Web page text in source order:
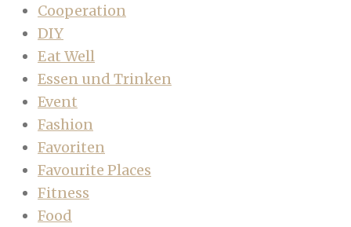
Cooperation
DIY
Eat Well
Essen und Trinken
Event
Fashion
Favoriten
Favourite Places
Fitness
Food